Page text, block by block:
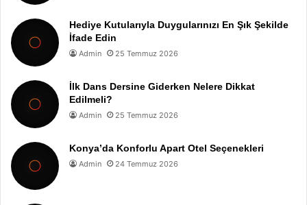
Hediye Kutularıyla Duygularınızı En Şık Şekilde
İfade Edin
Admin 25 Temmuz 2026
İlk Dans Dersine Giderken Nelere Dikkat
Edilmeli?
Admin 25 Temmuz 2026
Konya’da Konforlu Apart Otel Seçenekleri
Admin 24 Temmuz 2026